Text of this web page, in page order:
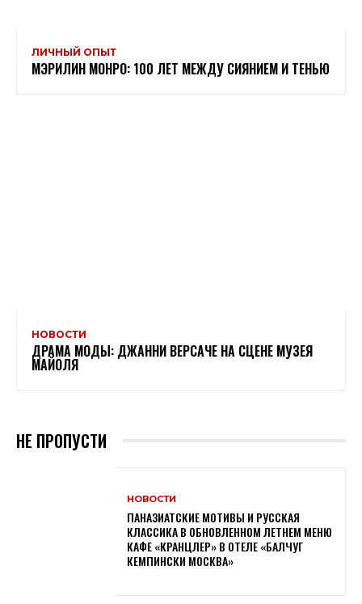
ЛИЧНЫЙ ОПЫТ
МЭРИЛИН МОНРО: 100 ЛЕТ МЕЖДУ СИЯНИЕМ И ТЕНЬЮ
НОВОСТИ
ДРАМА МОДЫ: ДЖАННИ ВЕРСАЧЕ НА СЦЕНЕ МУЗЕЯ
МАЙОЛЯ
НЕ ПРОПУСТИ
НОВОСТИ
ПАНАЗИАТСКИЕ МОТИВЫ И РУССКАЯ
КЛАССИКА В ОБНОВЛЕННОМ ЛЕТНЕМ МЕНЮ
КАФЕ «КРАНЦЛЕР» В ОТЕЛЕ «БАЛЧУГ
КЕМПИНСКИ МОСКВА»